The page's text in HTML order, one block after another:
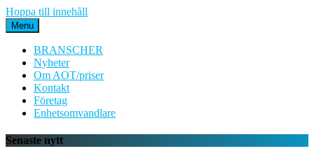
Hoppa till innehåll
Menu
BRANSCHER
Nyheter
Om AOT/priser
Kontakt
Företag
Enhetsomvandlare
Senaste nytt